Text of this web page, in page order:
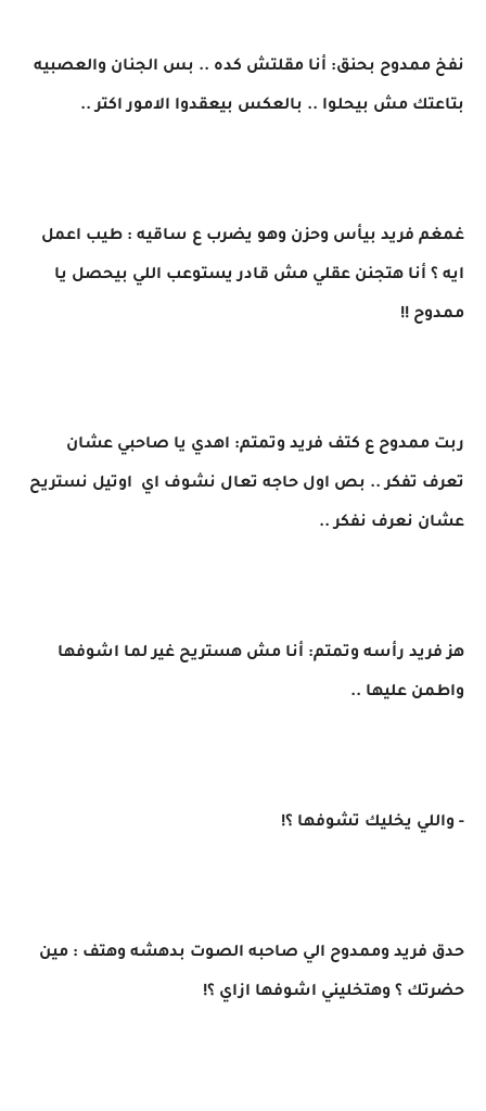
نفخ ممدوح بحنق: أنا مقلتش كده .. بس الجنان والعصبيه
بتاعتك مش بيحلوا .. بالعكس بيعقدوا الامور اكتر ..
غمغم فريد بيأس وحزن وهو يضرب ع ساقيه : طيب اعمل
ايه ؟ أنا هتجنن عقلي مش قادر يستوعب اللي بيحصل يا
ممدوح !!
ربت ممدوح ع كتف فريد وتمتم: اهدي يا صاحبي عشان
تعرف تفكر .. بص اول حاجه تعال نشوف اي اوتيل نستريح
عشان نعرف نفكر ..
هز فريد رأسه وتمتم: أنا مش هستريح غير لما اشوفها
واطمن عليها ..
- واللي يخليك تشوفها ؟!
حدق فريد وممدوح الي صاحبه الصوت بدهشه وهتف : مين
حضرتك ؟ وهتخليني اشوفها ازاي ؟!